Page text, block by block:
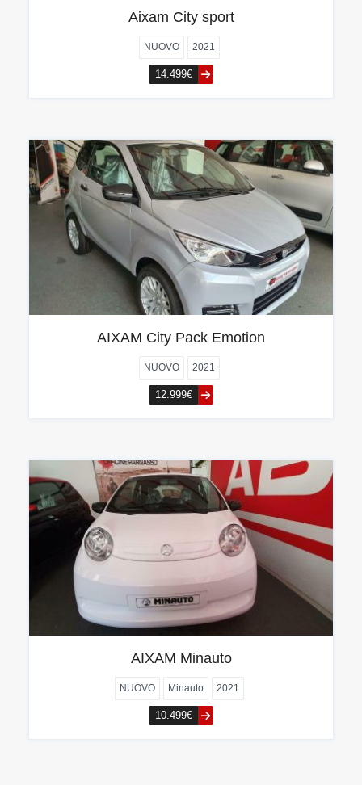
Aixam City sport
NUOVO 2021
14.499€
AIXAM City Pack Emotion
NUOVO 2021
12.999€
AIXAM Minauto
NUOVO Minauto 2021
10.499€